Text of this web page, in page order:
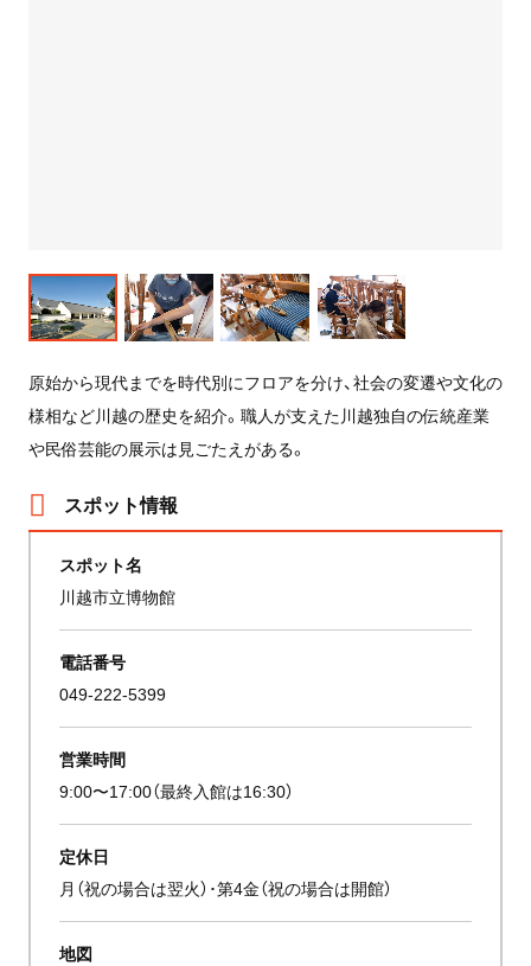
原始から現代までを時代別にフロアを分け、社会の変遷や文化の
様相など川越の歴史を紹介。職人が支えた川越独自の伝統産業
や民俗芸能の展示は見ごたえがある。
スポット情報
スポット名
川越市立博物館
電話番号
049-222-5399
営業時間
9:00〜17:00（最終入館は16:30）
定休日
月（祝の場合は翌火）･第4金（祝の場合は開館）
地図